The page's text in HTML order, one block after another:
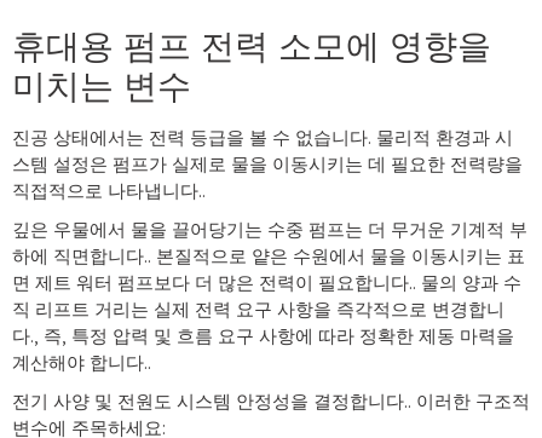
휴대용 펌프 전력 소모에 영향을
미치는 변수
진공 상태에서는 전력 등급을 볼 수 없습니다. 물리적 환경과 시
스템 설정은 펌프가 실제로 물을 이동시키는 데 필요한 전력량을
직접적으로 나타냅니다..
깊은 우물에서 물을 끌어당기는 수중 펌프는 더 무거운 기계적 부
하에 직면합니다.. 본질적으로 얕은 수원에서 물을 이동시키는 표
면 제트 워터 펌프보다 더 많은 전력이 필요합니다.. 물의 양과 수
직 리프트 거리는 실제 전력 요구 사항을 즉각적으로 변경합니
다., 즉, 특정 압력 및 흐름 요구 사항에 따라 정확한 제동 마력을
계산해야 합니다..
전기 사양 및 전원도 시스템 안정성을 결정합니다.. 이러한 구조적
변수에 주목하세요: